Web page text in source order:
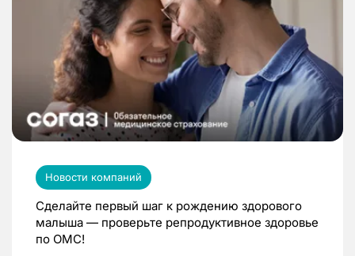
Новости компаний
Сделайте первый шаг к рождению здорового
малыша — проверьте репродуктивное здоровье
по ОМС!